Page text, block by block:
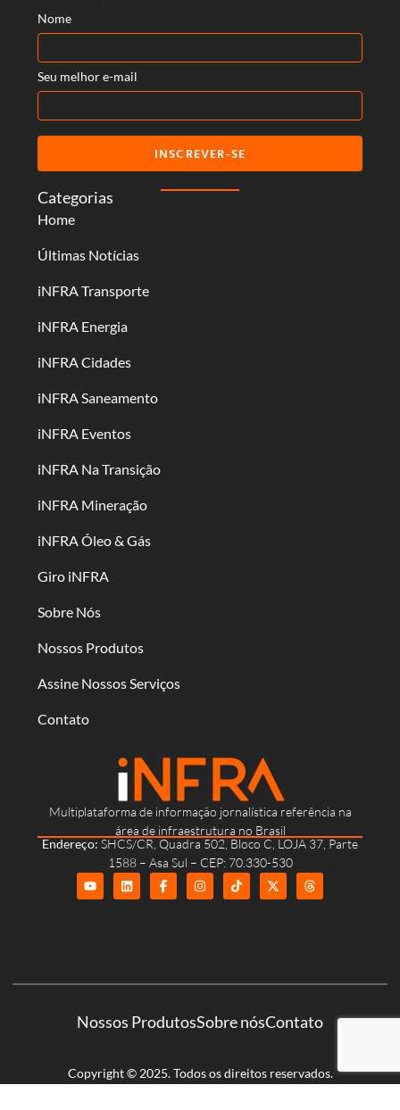
Multiplataforma de informação jornalística referência na
área de infraestrutura no Brasil
Endereço: SHCS/CR, Quadra 502, Bloco C, LOJA 37, Parte
1588 – Asa Sul – CEP: 70.330-530
Categorias
Home
Últimas Notícias
iNFRA Transporte
iNFRA Energia
iNFRA Cidades
iNFRA Saneamento
iNFRA Eventos
iNFRA Na Transição
iNFRA Mineração
iNFRA Óleo & Gás
Giro iNFRA
Sobre Nós
Nossos Produtos
Assine Nossos Serviços
Contato
Nome
Seu melhor e-mail
INSCREVER-SE
Nossos ProdutosSobre nósContato
Copyright © 2025. Todos os direitos reservados.